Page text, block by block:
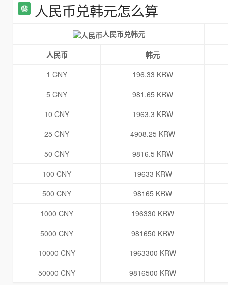
人民币兑韩元怎么算
人民币兑韩元
人民币
韩元
1 CNY
196.33 KRW
5 CNY
981.65 KRW
10 CNY
1963.3 KRW
25 CNY
4908.25 KRW
50 CNY
9816.5 KRW
100 CNY
19633 KRW
500 CNY
98165 KRW
1000 CNY
196330 KRW
5000 CNY
981650 KRW
10000 CNY
1963300 KRW
50000 CNY
9816500 KRW